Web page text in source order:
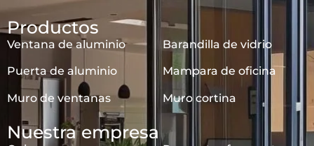
Productos
Ventana de aluminio
Puerta de aluminio
Muro de ventanas
Barandilla de vidrio
Mampara de oficina
Muro cortina
Nuestra empresa